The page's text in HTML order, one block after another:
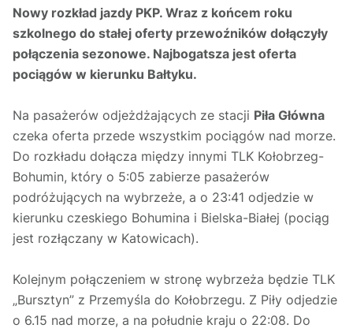
Nowy rozkład jazdy PKP. Wraz z końcem roku
szkolnego do stałej oferty przewoźników dołączyły
połączenia sezonowe. Najbogatsza jest oferta
pociągów w kierunku Bałtyku.
Na pasażerów odjeżdżających ze stacji Piła Główna
czeka oferta przede wszystkim pociągów nad morze.
Do rozkładu dołącza między innymi TLK Kołobrzeg-
Bohumin, który o 5:05 zabierze pasażerów
podróżujących na wybrzeże, a o 23:41 odjedzie w
kierunku czeskiego Bohumina i Bielska-Białej (pociąg
jest rozłączany w Katowicach).
Kolejnym połączeniem w stronę wybrzeża będzie TLK
„Bursztyn” z Przemyśla do Kołobrzegu. Z Piły odjedzie
o 6.15 nad morze, a na południe kraju o 22:08. Do